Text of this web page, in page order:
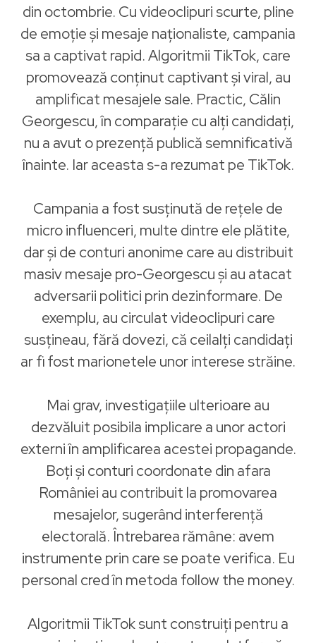
din octombrie. Cu videoclipuri scurte, pline
de emoție și mesaje naționaliste, campania
sa a captivat rapid. Algoritmii TikTok, care
promovează conținut captivant și viral, au
amplificat mesajele sale. Practic, Călin
Georgescu, în comparație cu alți candidați,
nu a avut o prezență publică semnificativă
înainte. Iar aceasta s-a rezumat pe TikTok.
Campania a fost susținută de rețele de
micro influenceri, multe dintre ele plătite,
dar și de conturi anonime care au distribuit
masiv mesaje pro-Georgescu și au atacat
adversarii politici prin dezinformare. De
exemplu, au circulat videoclipuri care
susțineau, fără dovezi, că ceilalți candidați
ar fi fost marionetele unor interese străine.
Mai grav, investigațiile ulterioare au
dezvăluit posibila implicare a unor actori
externi în amplificarea acestei propagande.
Boți și conturi coordonate din afara
României au contribuit la promovarea
mesajelor, sugerând interferență
electorală. Întrebarea rămâne: avem
instrumente prin care se poate verifica. Eu
personal cred în metoda follow the money.
Algoritmii TikTok sunt construiți pentru a